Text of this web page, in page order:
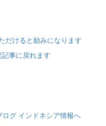
だけると励みになります
事に戻れます